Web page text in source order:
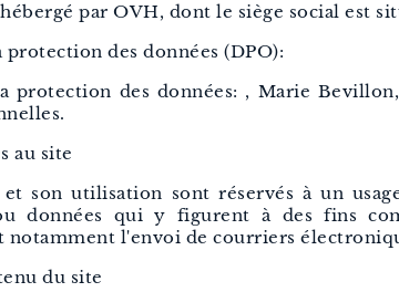
par OVH, dont le siège social est
protection des données (DPO):
protection des données: , Marie
au site
et son utilisation sont réservés à un
données qui y figurent à des fins
notamment l'envoi de courriers
du site